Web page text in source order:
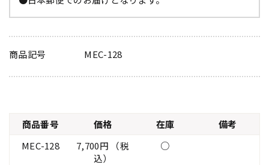
商品記号 MEC-128
商品番号 価格 在庫
備考
MEC-128
7,700円 （税
込）
○